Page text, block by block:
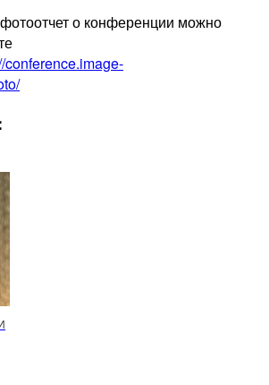
о конференции можно
conference.image-